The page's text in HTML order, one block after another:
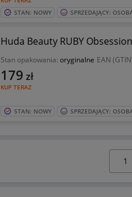
STAN: NOWY SPRZEDAJĄCY:
Huda Beauty RUBY
Stan opakowania: oryginalne EAN
KUP TERAZ
179 zł
STAN: NOWY SPRZEDAJĄCY: